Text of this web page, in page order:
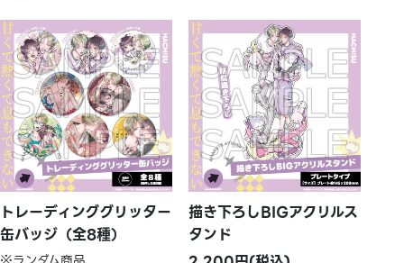
トレーディンググリッター
缶バッジ（全8種）
描き下ろしBIGアクリルス
タンド